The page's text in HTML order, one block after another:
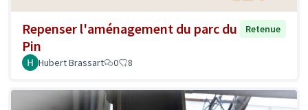
Repenser l'aménagement du parc du
Pin
Retenue
Hubert Brassart 0 8